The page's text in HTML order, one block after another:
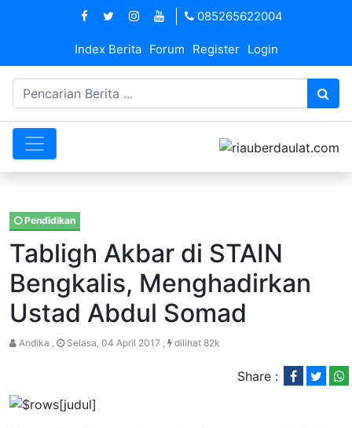
085265622004
Index Berita Forum Register Login
Pendidikan
Tabligh Akbar di STAIN
Bengkalis, Menghadirkan
Ustad Abdul Somad
Andika , Selasa, 04 April 2017 , dilihat 82k
Share :